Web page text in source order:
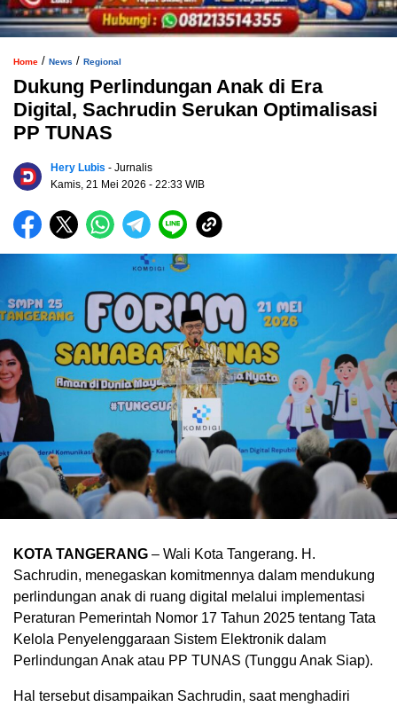
Home / News / Regional
Dukung Perlindungan Anak di Era
Digital, Sachrudin Serukan Optimalisasi
PP TUNAS
Hery Lubis - Jurnalis
Kamis, 21 Mei 2026 - 22:33 WIB
KOTA TANGERANG – Wali Kota Tangerang. H.
Sachrudin, menegaskan komitmennya dalam mendukung
perlindungan anak di ruang digital melalui implementasi
Peraturan Pemerintah Nomor 17 Tahun 2025 tentang Tata
Kelola Penyelenggaraan Sistem Elektronik dalam
Perlindungan Anak atau PP TUNAS (Tunggu Anak Siap).
Hal tersebut disampaikan Sachrudin, saat menghadiri